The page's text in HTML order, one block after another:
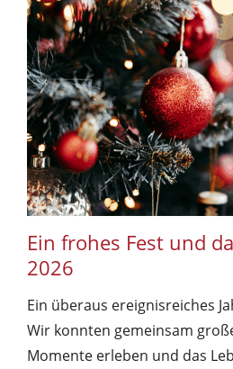
Ein frohes Fest und
2026
Ein überaus ereignisreiches
Wir konnten gemeinsam
Momente erleben und das